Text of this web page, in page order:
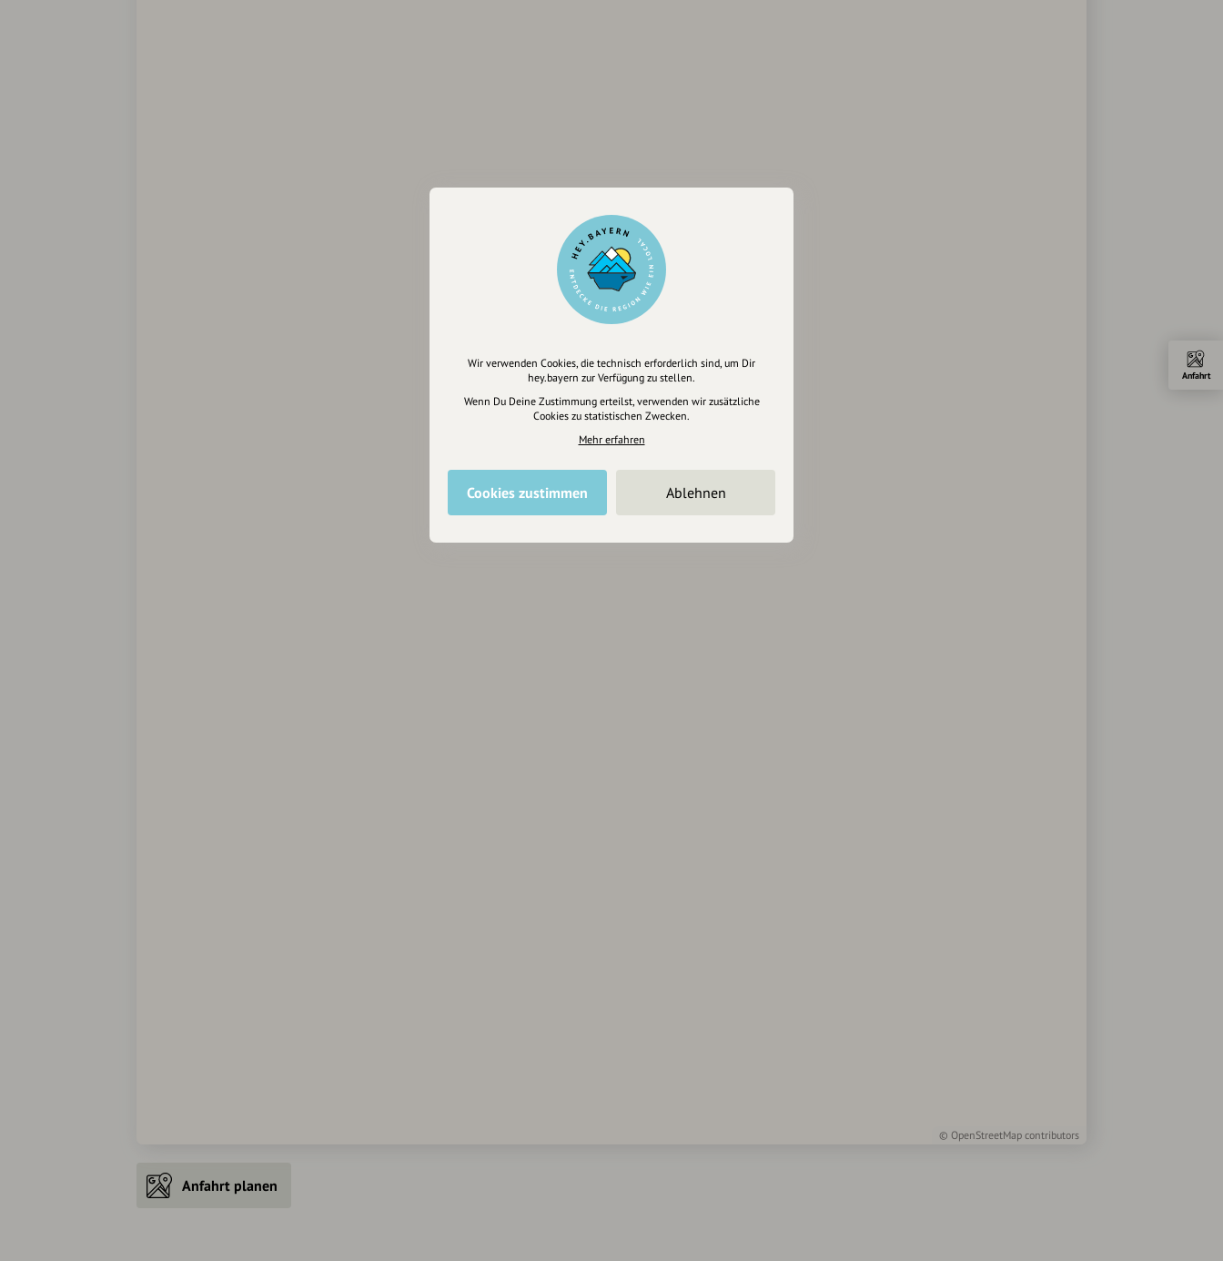
© OpenStreetMap contributors
Anfahrt planen
Anfahrt
Wir verwenden Cookies, die technisch erforderlich sind, um Dir
hey.bayern zur Verfügung zu stellen.
Wenn Du Deine Zustimmung erteilst, verwenden wir zusätzliche
Cookies zu statistischen Zwecken.
Mehr erfahren
Cookies zustimmen Ablehnen